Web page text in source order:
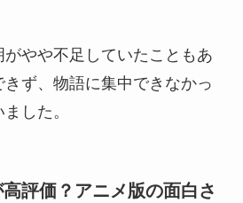
やや不足していたこともあ
きず、物語に集中できなかっ
した。
評価？アニメ版の面白さ